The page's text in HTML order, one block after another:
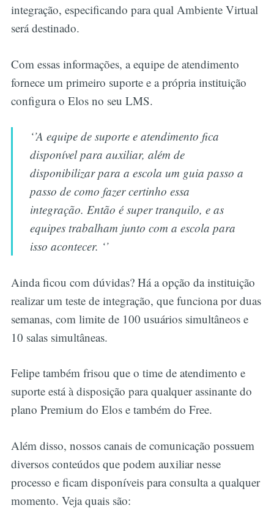
integração, especificando para qual Ambiente Virtual
será destinado.
Com essas informações, a equipe de atendimento
fornece um primeiro suporte e a própria instituição
configura o Elos no seu LMS.
‘’A equipe de suporte e atendimento fica
disponível para auxiliar, além de
disponibilizar para a escola um guia passo a
passo de como fazer certinho essa
integração. Então é super tranquilo, e as
equipes trabalham junto com a escola para
isso acontecer. ‘’
Ainda ficou com dúvidas? Há a opção da instituição
realizar um teste de integração, que funciona por duas
semanas, com limite de 100 usuários simultâneos e
10 salas simultâneas.
Felipe também frisou que o time de atendimento e
suporte está à disposição para qualquer assinante do
plano Premium do Elos e também do Free.
Além disso, nossos canais de comunicação possuem
diversos conteúdos que podem auxiliar nesse
processo e ficam disponíveis para consulta a qualquer
momento. Veja quais são: